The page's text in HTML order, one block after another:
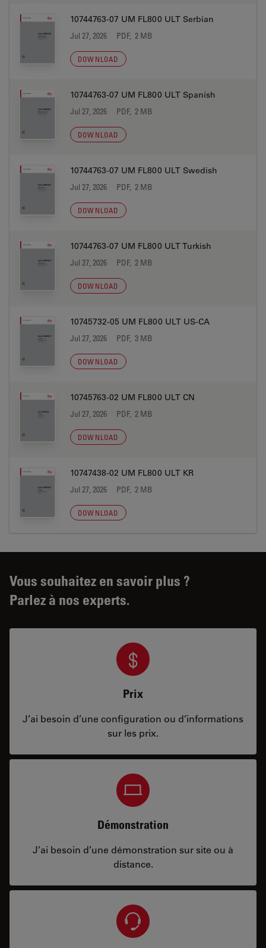
10744763-07 UM FL800 ULT Serbian
Jul 27, 2026 PDF, 2 MB
DOWNLOAD
10744763-07 UM FL800 ULT Spanish
Jul 27, 2026 PDF, 2 MB
DOWNLOAD
10744763-07 UM FL800 ULT Swedish
Jul 27, 2026 PDF, 2 MB
DOWNLOAD
10744763-07 UM FL800 ULT Turkish
Jul 27, 2026 PDF, 2 MB
DOWNLOAD
10745732-05 UM FL800 ULT US-CA
Jul 27, 2026 PDF, 3 MB
DOWNLOAD
10745763-02 UM FL800 ULT CN
Jul 27, 2026 PDF, 2 MB
DOWNLOAD
10747438-02 UM FL800 ULT KR
Jul 27, 2026 PDF, 2 MB
DOWNLOAD
Vous souhaitez en savoir plus ?
Parlez à nos experts.
Prix
J’ai besoin d’une configuration ou d’informations
sur les prix.
Démonstration
J’ai besoin d’une démonstration sur site ou à
distance.